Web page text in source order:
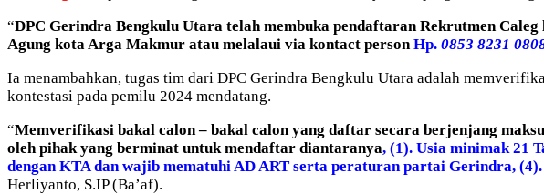
“DPC Gerindra Bengkulu Utara telah membuka pendaftaran Rekrutmen
Agung kota Arga Makmur atau melalaui via kontact person Hp. 0853 8231
Ia menambahkan, tugas tim dari DPC Gerindra Bengkulu Utara adalah
kontestasi pada pemilu 2024 mendatang.
“Memverifikasi bakal calon – bakal calon yang daftar secara berjenjang
oleh pihak yang berminat untuk mendaftar diantaranya, (1). Usia minimak 21
dengan KTA dan wajib mematuhi AD ART serta peraturan partai Gerindra,
Herliyanto, S.IP (Ba’af).